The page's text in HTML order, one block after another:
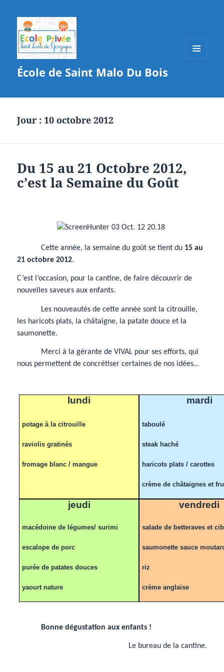
École de Saint Malo Du Bois
Jour :10 octobre 2012
Du 15 au 21 Octobre 2012,
c’est la Semaine du Goût
Cette année, la semaine du goût se tient du 15 au
21 octobre 2012.
C’est l’occasion, pour la cantine, de faire découvrir de
nouvelles saveurs aux enfants.
Les nouveautés de cette année sont la citrouille,
les haricots plats, la châtaigne, la patate douce et la
saumonette.
Merci à la gérante de VIVAL pour ses efforts, qui
nous permettent de concrétiser certaines de nos idées…
lundi mardi
potage à la citrouille taboulé
raviolis gratinés steak haché
fromage blanc / mangue haricots plats / carottes
crème de châtaignes et
jeudi vendredi
macédoine de légumes/ surimi salade de betteraves et
escalope de porc saumonette sauce
purée de patates douces riz
yaourt nature crème anglaise
Bonne dégustation aux enfants !
Le bureau de la cantine.